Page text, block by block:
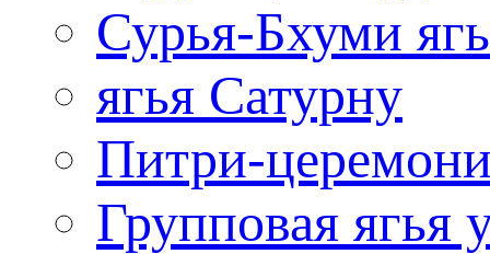
Сурья-Бхуми
ягья Сатурну
Питри-
Групповая